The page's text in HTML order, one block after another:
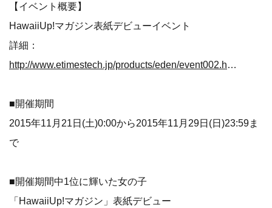
【イベント概要】
HawaiiUp!マガジン表紙デビューイベント
詳細：
http://www.etimestech.jp/products/eden/event002.html
■開催期間
2015年11月21日(土)0:00から2015年11月29日(日)23:59ま
で
■開催期間中1位に輝いた女の子
「HawaiiUp!マガジン」表紙デビュー